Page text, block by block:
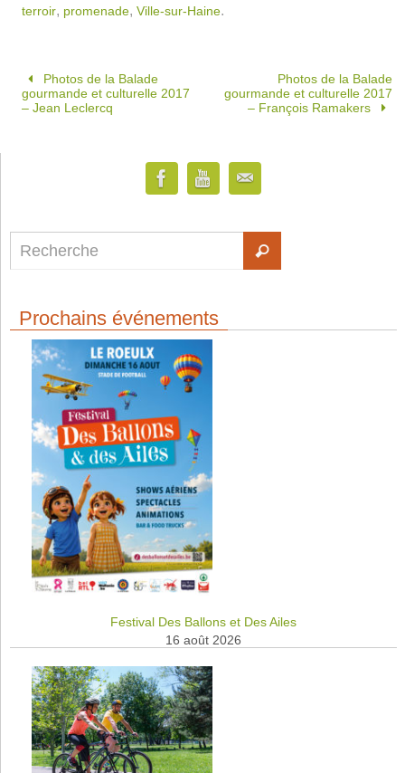
terroir, promenade, Ville-sur-Haine.
Photos de la Balade
gourmande et culturelle 2017
– Jean Leclercq
Photos de la Balade
gourmande et culturelle 2017
– François Ramakers
Prochains événements
Festival Des Ballons et Des Ailes
16 août 2026